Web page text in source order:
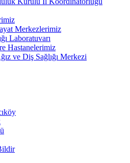
Merkezlerimiz
Laboratuvarı
Hastanelerimiz
ve Diş Sağlığı Merkezi